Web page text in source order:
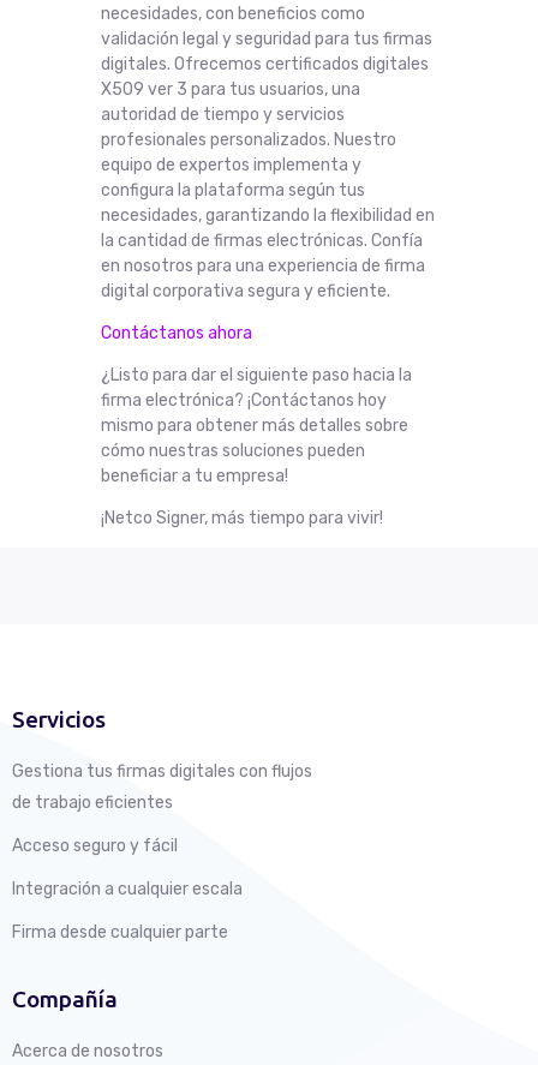
necesidades, con beneficios como
validación legal y seguridad para tus firmas
digitales. Ofrecemos certificados digitales
X509 ver 3 para tus usuarios, una
autoridad de tiempo y servicios
profesionales personalizados. Nuestro
equipo de expertos implementa y
configura la plataforma según tus
necesidades, garantizando la flexibilidad en
la cantidad de firmas electrónicas. Confía
en nosotros para una experiencia de firma
digital corporativa segura y eficiente.
Contáctanos ahora
¿Listo para dar el siguiente paso hacia la
firma electrónica? ¡Contáctanos hoy
mismo para obtener más detalles sobre
cómo nuestras soluciones pueden
beneficiar a tu empresa!
¡Netco Signer, más tiempo para vivir!
Servicios
Gestiona tus firmas digitales con flujos
de trabajo eficientes
Acceso seguro y fácil
Integración a cualquier escala
Firma desde cualquier parte
Compañía
Acerca de nosotros